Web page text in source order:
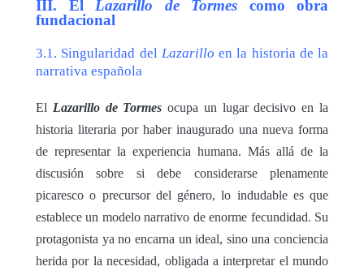
III. El Lazarillo de Tormes como obra
fundacional
3.1. Singularidad del Lazarillo en la historia de la
narrativa española
El Lazarillo de Tormes ocupa un lugar decisivo en la
historia literaria por haber inaugurado una nueva forma
de representar la experiencia humana. Más allá de la
discusión sobre si debe considerarse plenamente
picaresco o precursor del género, lo indudable es que
establece un modelo narrativo de enorme fecundidad. Su
protagonista ya no encarna un ideal, sino una conciencia
herida por la necesidad, obligada a interpretar el mundo